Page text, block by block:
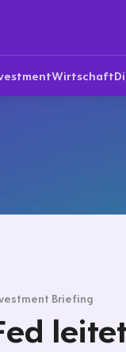
Wirtschaft
Briefing